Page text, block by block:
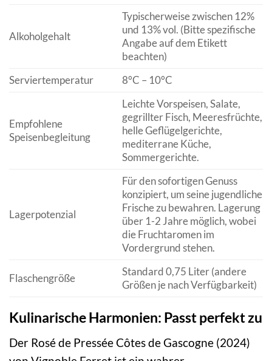
Alkoholgehalt
Typischerweise zwischen 12%
und 13% vol. (Bitte spezifische
Angabe auf dem Etikett
beachten)
Serviertemperatur
8°C – 10°C
Empfohlene
Speisenbegleitung
Leichte Vorspeisen, Salate,
gegrillter Fisch, Meeresfrüchte,
helle Geflügelgerichte,
mediterrane Küche,
Sommergerichte.
Lagerpotenzial
Für den sofortigen Genuss
konzipiert, um seine jugendliche
Frische zu bewahren. Lagerung
über 1-2 Jahre möglich, wobei
die Fruchtaromen im
Vordergrund stehen.
Flaschengröße
Standard 0,75 Liter (andere
Größen je nach Verfügbarkeit)
Kulinarische Harmonien: Passt perfekt zu
Der Rosé de Pressée Côtes de Gascogne (2024)